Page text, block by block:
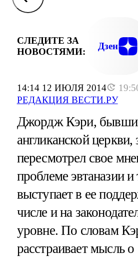
14:14 12 ИЮЛЯ 2014
РЕДАКЦИЯ ВЕСТИ.РУ
СЛЕДИТЕ ЗА
НОВОСТЯМИ:
Дзен
Джордж Кэри,
англиканской церкви,
пересмотрел свое
проблеме эвтаназии и
выступает в ее
числе и на
уровне. По словам
расстраивает мысль о